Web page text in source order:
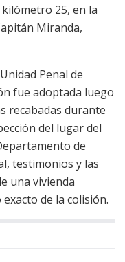
25, en la
Miranda,
Penal de
fue adoptada luego
recabadas durante
del lugar del
de
testimonios y las
una vivienda
de la colisión.